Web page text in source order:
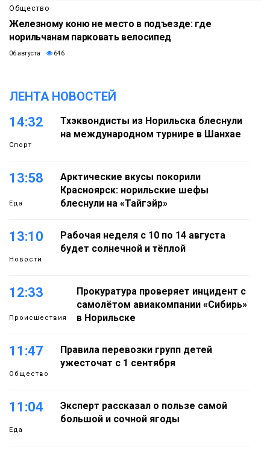
Общество
Железному коню не место в подъезде: где
норильчанам парковать велосипед
06 августа 646
ЛЕНТА НОВОСТЕЙ
14:32
Спорт
Тхэквондисты из Норильска блеснули
на международном турнире в Шанхае
13:58
Еда
Арктические вкусы покорили
Красноярск: норильские шефы
блеснули на «Тайгэйр»
13:10
Новости
Рабочая неделя с 10 по 14 августа
будет солнечной и тёплой
12:33
Происшествия
Прокуратура проверяет инцидент с
самолётом авиакомпании «Сибирь»
в Норильске
11:47
Общество
Правила перевозки групп детей
ужесточат с 1 сентября
11:04
Еда
Эксперт рассказал о пользе самой
большой и сочной ягоды